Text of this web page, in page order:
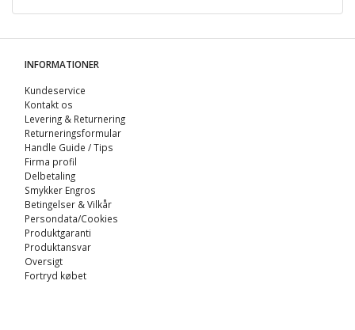
INFORMATIONER
Kundeservice
Kontakt os
Levering & Returnering
Returneringsformular
Handle Guide / Tips
Firma profil
Delbetaling
Smykker Engros
Betingelser & Vilkår
Persondata/Cookies
Produktgaranti
Produktansvar
Oversigt
Fortryd købet